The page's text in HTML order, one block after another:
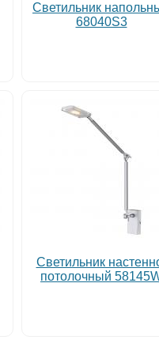
Светильник
68040S3
Светильник
потолочный